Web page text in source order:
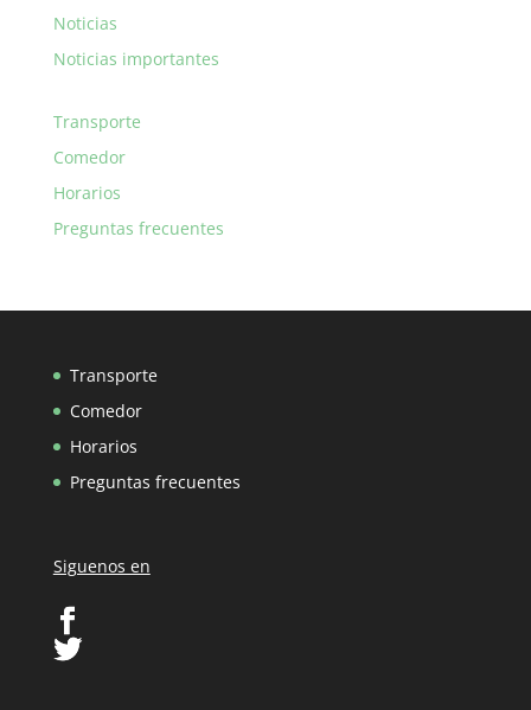
Noticias
Noticias importantes
Transporte
Comedor
Horarios
Preguntas frecuentes
Transporte
Comedor
Horarios
Preguntas frecuentes
Siguenos en